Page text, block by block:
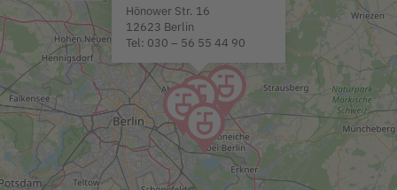
Hönower Str. 16
12623 Berlin
Tel: 030 – 56 55 44 90